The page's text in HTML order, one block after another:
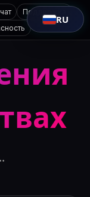
Поддержка
RU